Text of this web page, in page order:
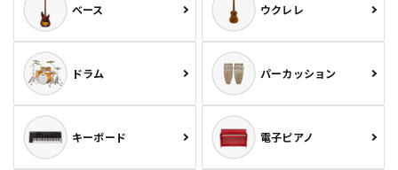
ベース ウクレレ
ドラム パーカッション
キーボード 電子ピアノ